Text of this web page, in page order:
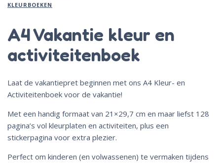
KLEURBOEKEN
A4 Vakantie kleur en
activiteitenboek
Laat de vakantiepret beginnen met ons A4 Kleur- en
Activiteitenboek voor de vakantie!
Met een handig formaat van 21×29,7 cm en maar liefst 128
pagina’s vol kleurplaten en activiteiten, plus een
stickerpagina voor extra plezier.
Perfect om kinderen (en volwassenen) te vermaken tijdens